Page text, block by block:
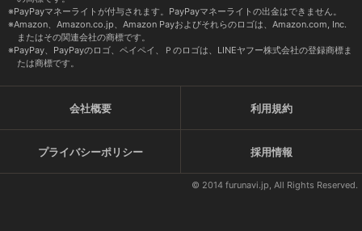
PayPayマネーライトが付与されます。PayPayマネーライトの出金はできません。
Amazon、Amazon.co.jp、Amazon Payおよびそれらのロゴは、Amazon.com, Inc.
またはその関連会社の商標です。
PayPay、PayPayのロゴ、ペイペイ、Ｐのロゴは、LINEヤフー株式会社の登録商標ま
たは商標です。
会社概要 利用規約
プライバシーポリシー 採用情報
© 2014 furunavi.jp, All Rights Reserved.